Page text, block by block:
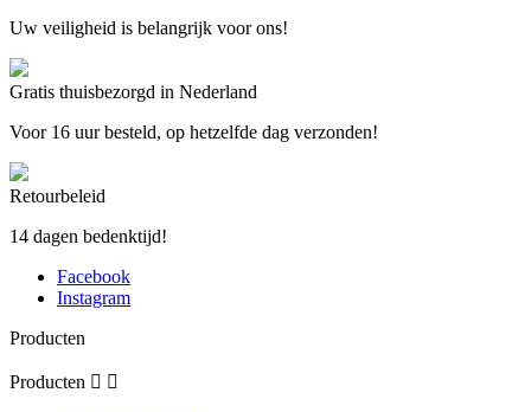
Uw veiligheid is belangrijk voor ons!
Gratis thuisbezorgd in Nederland
Voor 16 uur besteld, op hetzelfde dag verzonden!
Retourbeleid
14 dagen bedenktijd!
Facebook
Instagram
Producten
Producten  